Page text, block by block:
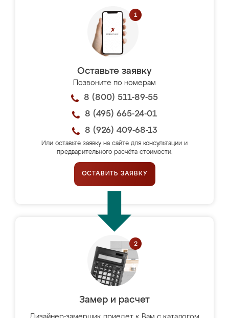
Оставьте заявку
Позвоните по номерам
8 (800) 511-89-55
8 (495) 665-24-01
8 (926) 409-68-13
Или оставьте заявку на сайте для консультации и
предварительного расчёта стоимости.
ОСТАВИТЬ ЗАЯВКУ
Замер и расчет